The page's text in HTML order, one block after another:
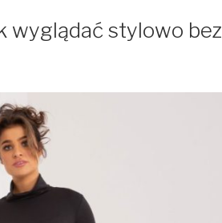
wyglądać stylowo bez